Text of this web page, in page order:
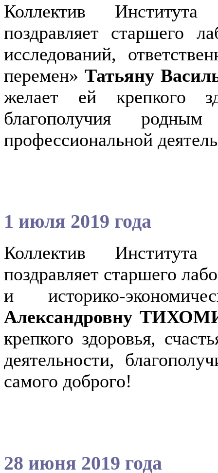
Коллектив
поздравляет старшего
исследований,
перемен» Татьяну
желает ей крепкого
благополучия
профессиональной
1 июля 2019 года
Коллектив
поздравляет старшего
и историко-
Александровну
крепкого здоровья,
деятельности,
самого доброго!
28 июня 2019 года